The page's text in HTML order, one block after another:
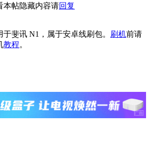
本帖隐藏内容请回复
斐讯 N1，属于安卓线刷包。 刷机前请
教程。